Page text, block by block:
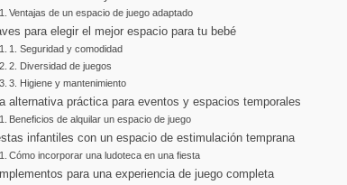
Ventajas de un espacio de juego adaptado
para elegir el mejor espacio para tu bebé
1. Seguridad y comodidad
2. Diversidad de juegos
3. Higiene y mantenimiento
alternativa práctica para eventos y espacios temporales
Beneficios de alquilar un espacio de juego
infantiles con un espacio de estimulación temprana
Cómo incorporar una ludoteca en una fiesta
para una experiencia de juego completa